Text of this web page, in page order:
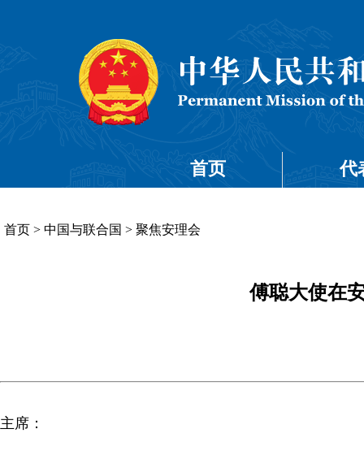
首页 代
首页 > 中国与联合国 > 聚焦安理会
傅聪大使在
主席：